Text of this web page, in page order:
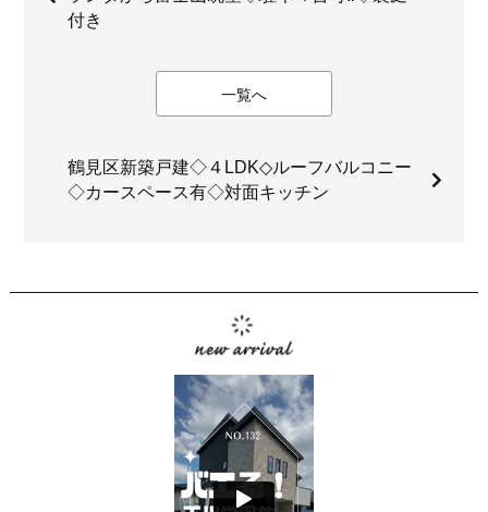
付き
一覧へ
鶴見区新築戸建◇４LDK◇ルーフバルコニー
◇カースペース有◇対面キッチン